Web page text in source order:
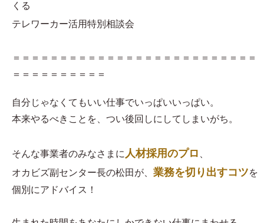
くる
テレワーカー活用特別相談会
＝＝＝＝＝＝＝＝＝＝＝＝＝＝＝＝＝＝＝＝＝＝＝＝＝＝
＝＝＝＝＝＝＝＝＝＝
自分じゃなくてもいい仕事でいっぱいいっぱい。
本来やるべきことを、つい後回しにしてしまいがち。
そんな事業者のみなさまに 人材採用のプロ
オカビズ副センター長の松田が、 業務を切り出すコツを
個別にアドバイス！